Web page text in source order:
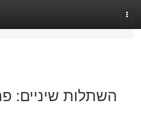
השתלות שיניים: